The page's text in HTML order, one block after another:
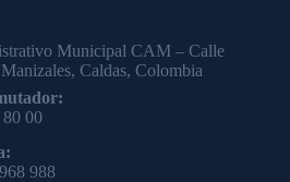
Municipal CAM – Calle
Caldas, Colombia
00
988